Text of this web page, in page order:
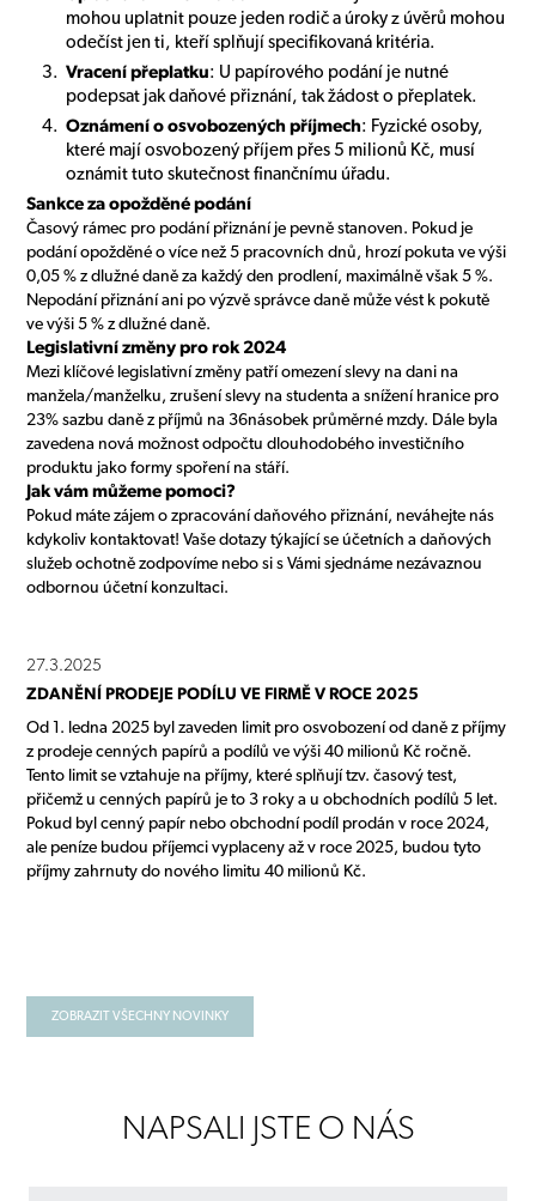
mohou uplatnit pouze jeden rodič a úroky z úvěrů mohou
odečíst jen ti, kteří splňují specifikovaná kritéria.
Vracení přeplatku: U papírového podání je nutné
podepsat jak daňové přiznání, tak žádost o přeplatek.
Oznámení o osvobozených příjmech: Fyzické osoby,
které mají osvobozený příjem přes 5 milionů Kč, musí
oznámit tuto skutečnost finančnímu úřadu.
Sankce za opožděné podání
Časový rámec pro podání přiznání je pevně stanoven. Pokud je
podání opožděné o více než 5 pracovních dnů, hrozí pokuta ve výši
0,05 % z dlužné daně za každý den prodlení, maximálně však 5 %.
Nepodání přiznání ani po výzvě správce daně může vést k pokutě
ve výši 5 % z dlužné daně.
Legislativní změny pro rok 2024
Mezi klíčové legislativní změny patří omezení slevy na dani na
manžela/manželku, zrušení slevy na studenta a snížení hranice pro
23% sazbu daně z příjmů na 36násobek průměrné mzdy. Dále byla
zavedena nová možnost odpočtu dlouhodobého investičního
produktu jako formy spoření na stáří.
Jak vám můžeme pomoci?
Pokud máte zájem o zpracování daňového přiznání, neváhejte nás
kdykoliv kontaktovat! Vaše dotazy týkající se účetních a daňových
služeb ochotně zodpovíme nebo si s Vámi sjednáme nezávaznou
odbornou účetní konzultaci.
27.3.2025
ZDANĚNÍ PRODEJE PODÍLU VE FIRMĚ V ROCE 2025
Od 1. ledna 2025 byl zaveden limit pro osvobození od daně z příjmy
z prodeje cenných papírů a podílů ve výši 40 milionů Kč ročně.
Tento limit se vztahuje na příjmy, které splňují tzv. časový test,
přičemž u cenných papírů je to 3 roky a u obchodních podílů 5 let.
Pokud byl cenný papír nebo obchodní podíl prodán v roce 2024,
ale peníze budou příjemci vyplaceny až v roce 2025, budou tyto
příjmy zahrnuty do nového limitu 40 milionů Kč.
ZOBRAZIT VŠECHNY NOVINKY
NAPSALI JSTE O NÁS